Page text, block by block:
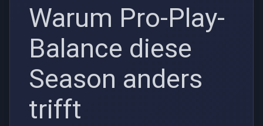
Warum Pro-Play-
Balance diese
Season anders
trifft